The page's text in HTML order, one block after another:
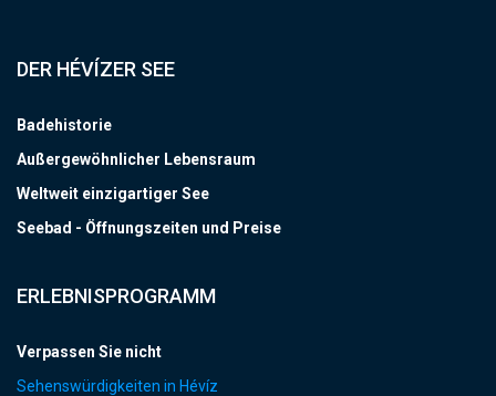
DER HÉVÍZER SEE
Badehistorie
Außergewöhnlicher Lebensraum
Weltweit einzigartiger See
Seebad - Öffnungszeiten und Preise
ERLEBNISPROGRAMM
Verpassen Sie nicht
Sehenswürdigkeiten in Hévíz